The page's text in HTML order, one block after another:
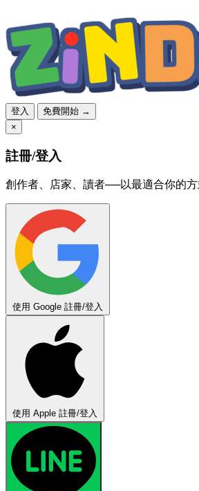
登入
免費開始 →
×
註冊/登入
創作者、店家、讀者──以最適合你的方
使用 Google 註冊/登入
使用 Apple 註冊/登入